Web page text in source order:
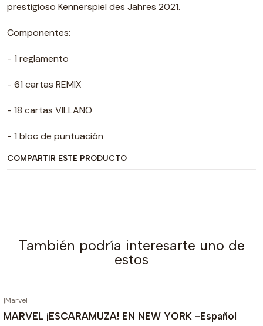
prestigioso Kennerspiel des Jahres 2021.
Componentes:
- 1 reglamento
- 61 cartas REMIX
- 18 cartas VILLANO
- 1 bloc de puntuación
COMPARTIR ESTE PRODUCTO
También podría interesarte uno de
estos
|Marvel
MARVEL ¡ESCARAMUZA! EN NEW YORK -Español